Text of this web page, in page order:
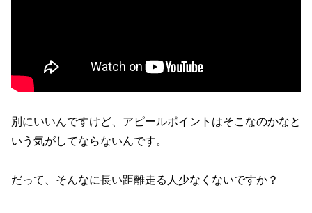
別にいいんですけど、アピールポイントはそこなのかなと
いう気がしてならないんです。
だって、そんなに長い距離走る人少なくないですか？